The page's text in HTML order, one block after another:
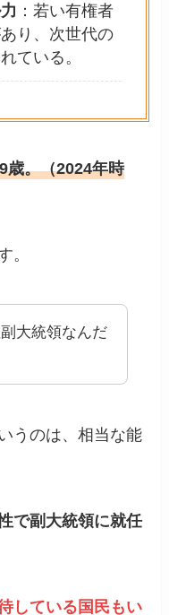
：若い有権者
り、次世代の
ている。
歳。（2024年時
。
大統領なんだ
うのは、相当な能
で副大統領に就任
している国民もい